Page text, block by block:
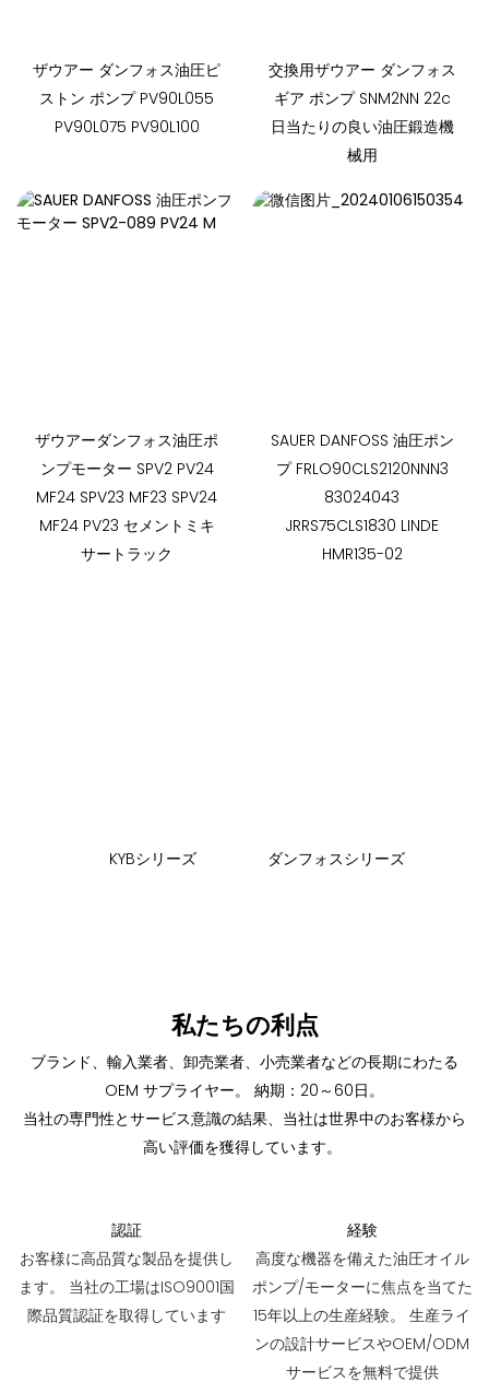
ザウアー ダンフォス油圧ピ
ストン ポンプ PV90L055
PV90L075 PV90L100
交換用ザウアー ダンフォス
ギア ポンプ SNM2NN 22c
日当たりの良い油圧鍛造機
械用
ザウアーダンフォス油圧ポ
ンプモーター SPV2 PV24
MF24 SPV23 MF23 SPV24
MF24 PV23 セメントミキ
サートラック
SAUER DANFOSS 油圧ポン
プ FRLO90CLS2120NNN3
83024043
JRRS75CLS1830 LINDE
HMR135-02
KYBシリーズ ダンフォスシリーズ
私たちの利点
ブランド、輸入業者、卸売業者、小売業者などの長期にわたる
OEM サプライヤー。 納期：20～60日。
当社の専門性とサービス意識の結果、当社は世界中のお客様から
高い評価を獲得しています。
認証
お客様に高品質な製品を提供し
ます。 当社の工場はISO9001国
際品質認証を取得しています
経験
高度な機器を備えた油圧オイル
ポンプ/モーターに焦点を当てた
15年以上の生産経験。 生産ライ
ンの設計サービスやOEM/ODM
サービスを無料で提供